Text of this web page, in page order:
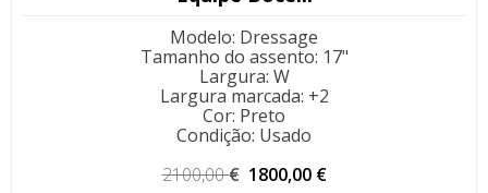
Modelo: Dressage
Tamanho do assento: 17"
Largura: W
Largura marcada: +2
Cor: Preto
Condição: Usado
2100,00€ O
1800,00 €